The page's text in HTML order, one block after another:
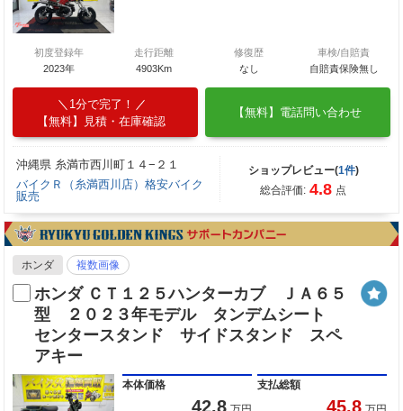
初度登録年
2023年
走行距離
4903Km
修復歴
なし
車検/自賠責
自賠責保険無し
1分で完了！
【無料】見積・在庫確認
【無料】電話問い合わせ
沖縄県 糸満市西川町１４−２１
バイクＲ（糸満西川店）格安バイク
販売
ショップレビュー(1件)
総合評価: 4.8 点
ホンダ 複数画像
ホンダ ＣＴ１２５ハンターカブ ＪＡ６５
型 ２０２３年モデル タンデムシート
センタースタンド サイドスタンド スペ
アキー
本体価格
42.8
支払総額
45.8